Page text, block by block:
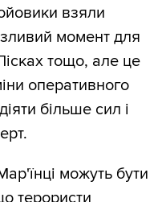
взяли
момент для
тощо, але це
оперативного
більше сил і
можуть бути
терористи